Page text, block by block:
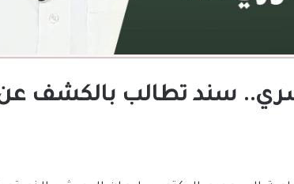
سند تطالب بالكشف